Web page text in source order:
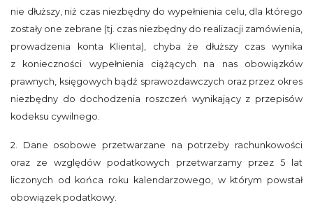
nie dłuższy, niż czas niezbędny do wypełnienia celu, dla którego
zostały one zebrane (tj. czas niezbędny do realizacji zamówienia,
prowadzenia konta Klienta), chyba że dłuższy czas wynika
z konieczności wypełnienia ciążących na nas obowiązków
prawnych, księgowych bądź sprawozdawczych oraz przez okres
niezbędny do dochodzenia roszczeń wynikający z przepisów
kodeksu cywilnego.
2. Dane osobowe przetwarzane na potrzeby rachunkowości
oraz ze względów podatkowych przetwarzamy przez 5 lat
liczonych od końca roku kalendarzowego, w którym powstał
obowiązek podatkowy.